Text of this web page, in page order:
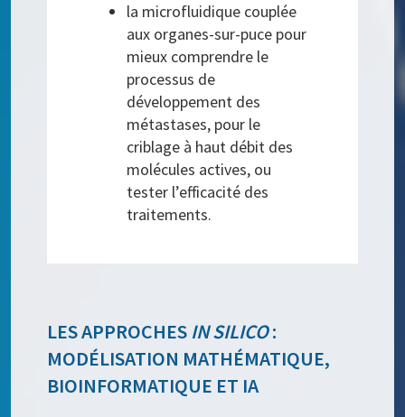
la microfluidique couplée
aux organes-sur-puce pour
mieux comprendre le
processus de
développement des
métastases, pour le
criblage à haut débit des
molécules actives, ou
tester l’efficacité des
traitements.
LES APPROCHES IN SILICO:
MODÉLISATION MATHÉMATIQUE,
BIOINFORMATIQUE ET IA